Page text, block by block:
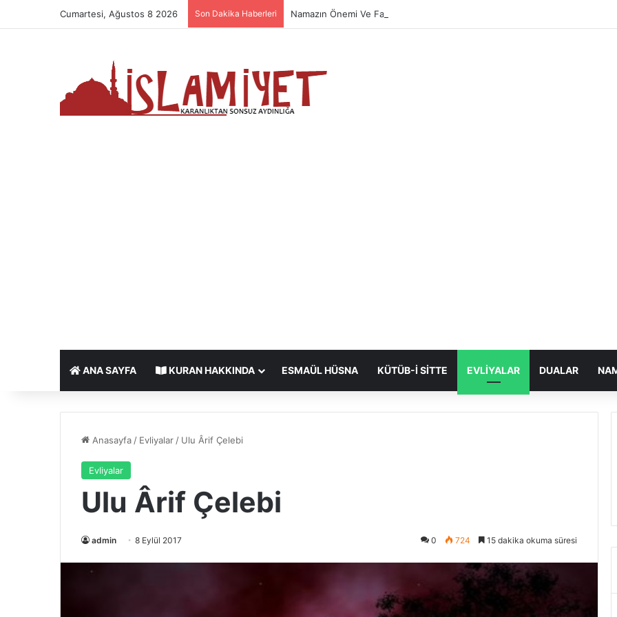
Cumartesi, Ağustos 8 2026 Son Dakika Haberleri Namazın Önemi Ve Fazileti
ANA SAYFA KURAN HAKKINDA ESMAÜL HÜSNA KÜTÜB-I SITTE EVLIYALAR DUALAR
Anasayfa / Evliyalar / Ulu Ârif Çelebi
Evliyalar
Ulu Ârif Çelebi
admin 8 Eylül 2017 0 724 15 dakika okuma süresi